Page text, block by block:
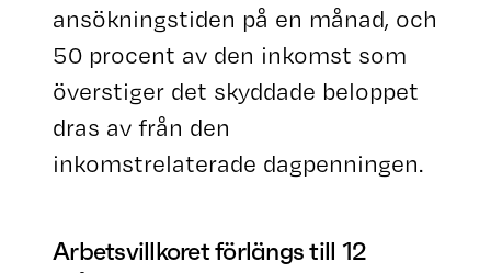
ansökningstiden på en månad, och
50 procent av den inkomst som
överstiger det skyddade beloppet
dras av från den
inkomstrelaterade dagpenningen.
Arbetsvillkoret förlängs till 12